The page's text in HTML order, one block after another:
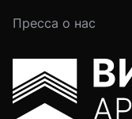
Пресса о нас